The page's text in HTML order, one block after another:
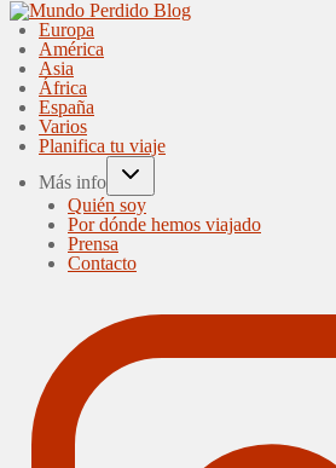
Europa
América
Asia
África
España
Varios
Planifica tu viaje
Más info
Quién soy
Por dónde hemos viajado
Prensa
Contacto